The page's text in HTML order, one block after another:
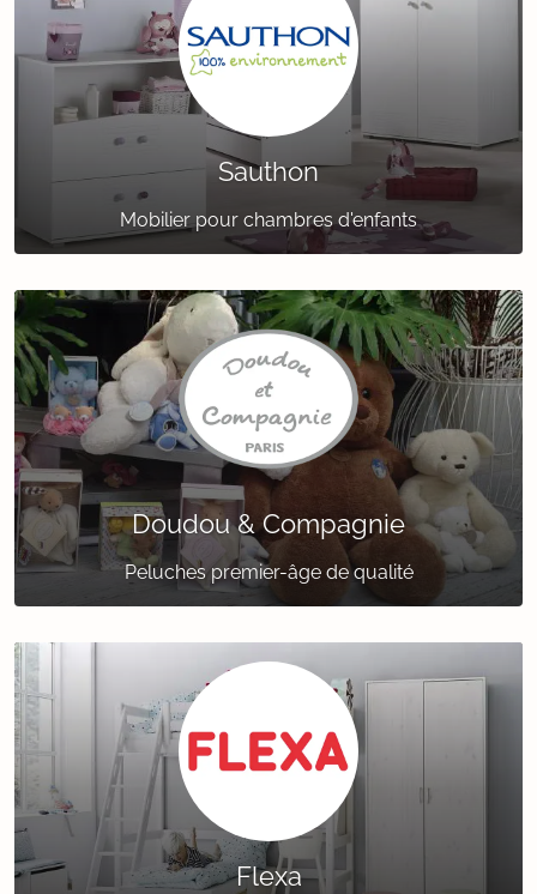
Sauthon
Mobilier pour chambres d'enfants
Doudou & Compagnie
Peluches premier-âge de qualité
Flexa